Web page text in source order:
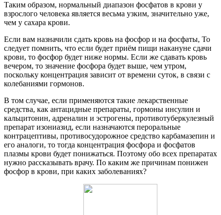
Таким образом, нормальный диапазон фосфатов в крови у
взрослого человека является весьма узким, значительно уже,
чем у сахара крови.
Если вам назначили сдать кровь на фосфор и на фосфаты, То
следует помнить, что если будет приём пищи накануне сдачи
крови, то фосфор будет ниже нормы. Если же сдавать кровь
вечером, то значение фосфора будет выше, чем утром,
поскольку концентрация зависит от времени суток, в связи с
колебаниями гормонов.
В том случае, если применяются такие лекарственные
средства, как антацидные препараты, гормоны инсулин и
кальцитонин, адреналин и эстрогены, противотуберкулезный
препарат изониазид, если назначаются пероральные
контрацептивы, противосудорожное средство карбамазепин и
его аналоги, то тогда концентрация фосфора и фосфатов
плазмы крови будет понижаться. Поэтому обо всех препаратах
нужно рассказывать врачу. По каким же причинам понижен
фосфор в крови, при каких заболеваниях?